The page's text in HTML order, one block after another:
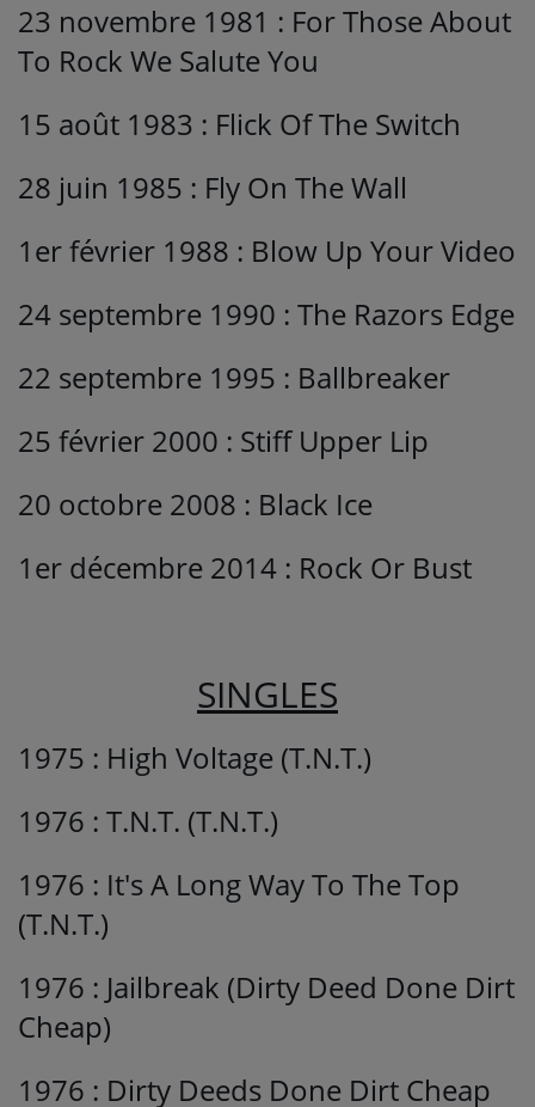
23 novembre 1981 : For Those About
To Rock We Salute You
15 août 1983 : Flick Of The Switch
28 juin 1985 : Fly On The Wall
1er février 1988 : Blow Up Your Video
24 septembre 1990 : The Razors Edge
22 septembre 1995 : Ballbreaker
25 février 2000 : Stiff Upper Lip
20 octobre 2008 : Black Ice
1er décembre 2014 : Rock Or Bust
SINGLES
1975 : High Voltage (T.N.T.)
1976 : T.N.T. (T.N.T.)
1976 : It's A Long Way To The Top
(T.N.T.)
1976 : Jailbreak (Dirty Deed Done Dirt
Cheap)
1976 : Dirty Deeds Done Dirt Cheap